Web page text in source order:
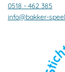
0518 - 462 385
info@bakker-